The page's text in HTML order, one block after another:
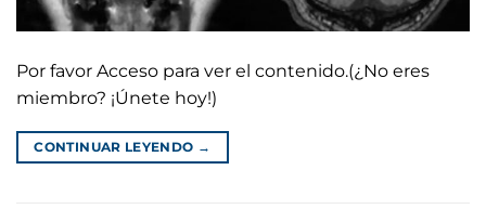
Por favor Acceso para ver el contenido.(¿No eres
miembro? ¡Únete hoy!)
CONTINUAR LEYENDO →